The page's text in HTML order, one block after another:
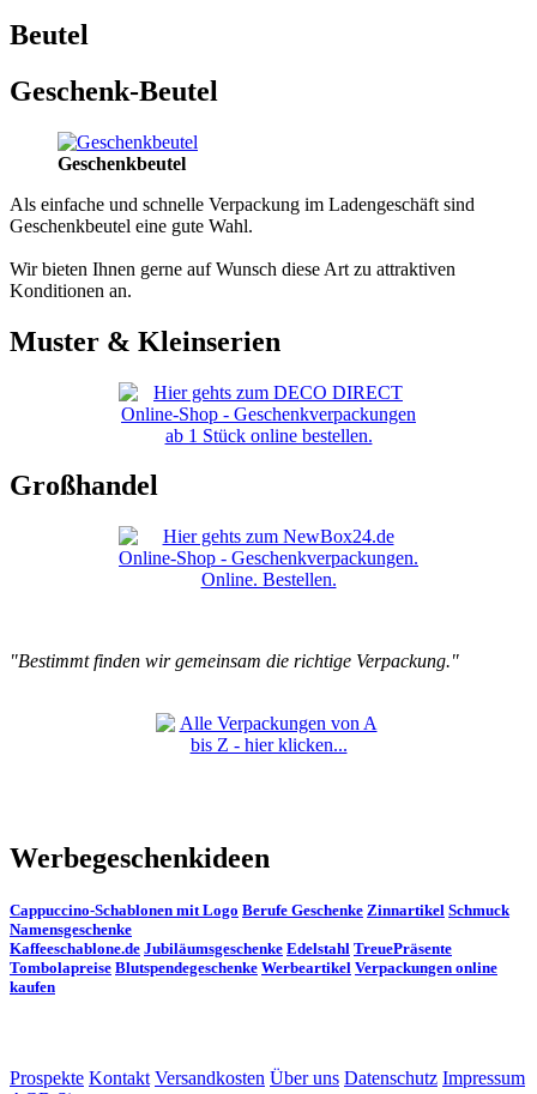
Beutel
Geschenk-Beutel
Geschenkbeutel
Als einfache und schnelle Verpackung im Ladengeschäft sind
Geschenkbeutel eine gute Wahl.
Wir bieten Ihnen gerne auf Wunsch diese Art zu attraktiven
Konditionen an.
Muster & Kleinserien
Großhandel
"Bestimmt finden wir gemeinsam die richtige Verpackung."
Werbegeschenkideen
Cappuccino-Schablonen mit Logo Berufe Geschenke Zinnartikel Schmuck
Namensgeschenke
Kaffeeschablone.de Jubiläumsgeschenke Edelstahl TreuePräsente
Tombolapreise Blutspendegeschenke Werbeartikel Verpackungen online
kaufen
Prospekte Kontakt Versandkosten Über uns Datenschutz Impressum